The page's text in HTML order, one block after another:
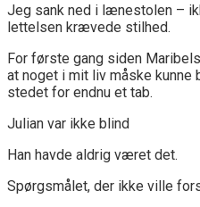
Jeg sank ned i lænestolen –
lettelsen krævede stilhed.
For første gang siden
at noget i mit liv måske
stedet for endnu et tab.
Julian var ikke blind
Han havde aldrig været det.
Spørgsmålet, der ikke ville